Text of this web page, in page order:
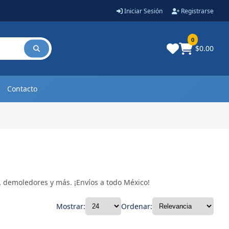
Iniciar Sesión Registrarse
0
$0.00
Contacto
y más. ¡Envíos a todo México!
Mostrar: Ordenar: